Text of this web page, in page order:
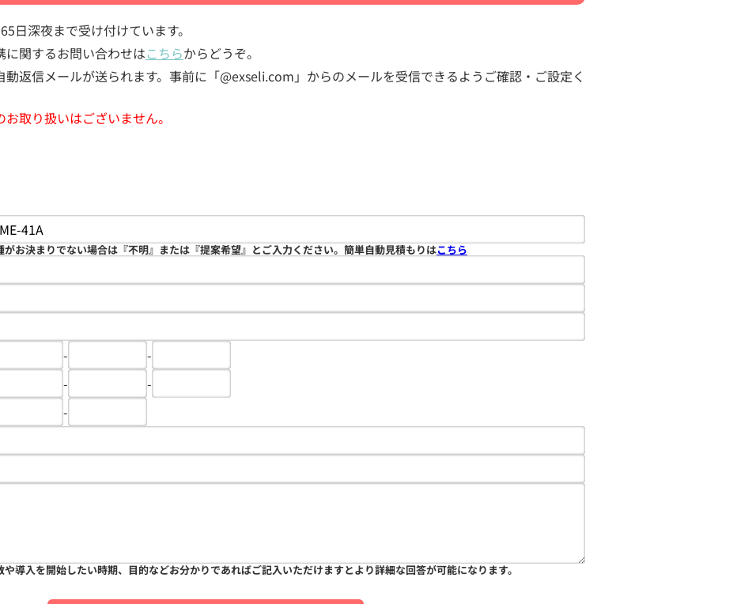
日深夜まで受け付けています。
関するお問い合わせはこちらからどうぞ。
返信メールが送られます。事前に「@exseli.com」からのメールを受信できるようご確認・ご設定く
取り扱いはございません。
がお決まりでない場合は『不明』または『提案希望』とご入力ください。簡単自動見積もりはこちら
-
-
-
-
-
や導入を開始したい時期、目的などお分かりであればご記入いただけますとより詳細な回答が可能になります。